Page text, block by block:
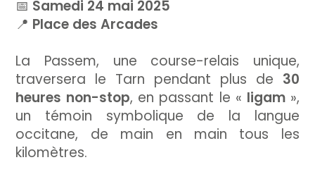
📅 Samedi 24 mai 2025
📍 Place des Arcades
La Passem, une course-relais unique,
traversera le Tarn pendant plus de 30
heures non-stop, en passant le « ligam»,
un témoin symbolique de la langue
occitane, de main en main tous les
kilomètres.